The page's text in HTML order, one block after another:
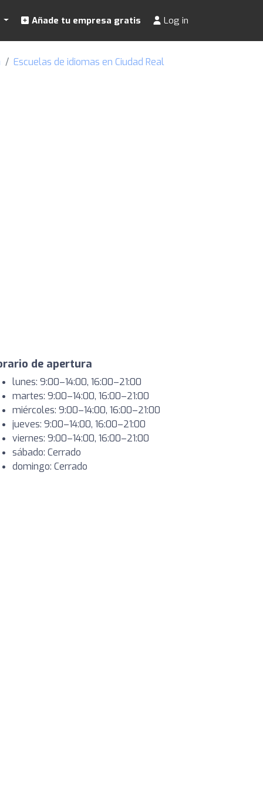
Añade tu empresa gratis Log in
Escuelas de idiomas en Ciudad Real
de apertura
lunes: 9:00–14:00, 16:00–21:00
martes: 9:00–14:00, 16:00–21:00
miércoles: 9:00–14:00, 16:00–21:00
jueves: 9:00–14:00, 16:00–21:00
viernes: 9:00–14:00, 16:00–21:00
sábado: Cerrado
domingo: Cerrado